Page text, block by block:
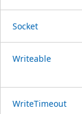
Socket
Writeable
WriteTimeout